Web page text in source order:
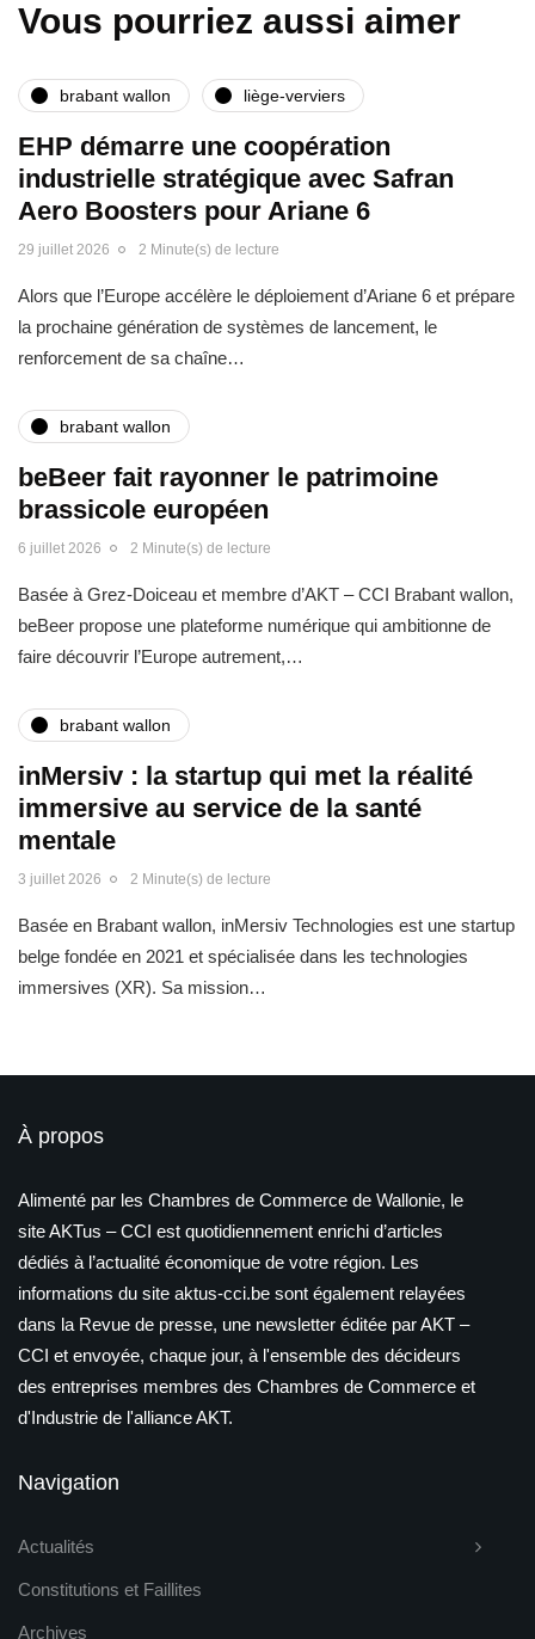
Vous pourriez aussi aimer
brabant wallon liège-verviers
EHP démarre une coopération
industrielle stratégique avec Safran
Aero Boosters pour Ariane 6
29 juillet 2026 2 Minute(s) de lecture
Alors que l’Europe accélère le déploiement d’Ariane 6 et prépare
la prochaine génération de systèmes de lancement, le
renforcement de sa chaîne…
brabant wallon
beBeer fait rayonner le patrimoine
brassicole européen
6 juillet 2026 2 Minute(s) de lecture
Basée à Grez-Doiceau et membre d’AKT – CCI Brabant wallon,
beBeer propose une plateforme numérique qui ambitionne de
faire découvrir l’Europe autrement,…
brabant wallon
inMersiv : la startup qui met la réalité
immersive au service de la santé
mentale
3 juillet 2026 2 Minute(s) de lecture
Basée en Brabant wallon, inMersiv Technologies est une startup
belge fondée en 2021 et spécialisée dans les technologies
immersives (XR). Sa mission…
À propos
Alimenté par les Chambres de Commerce de Wallonie, le
site AKTus – CCI est quotidiennement enrichi d’articles
dédiés à l’actualité économique de votre région. Les
informations du site aktus-cci.be sont également relayées
dans la Revue de presse, une newsletter éditée par AKT –
CCI et envoyée, chaque jour, à l'ensemble des décideurs
des entreprises membres des Chambres de Commerce et
d'Industrie de l'alliance AKT.
Navigation
Actualités
Constitutions et Faillites
Archives